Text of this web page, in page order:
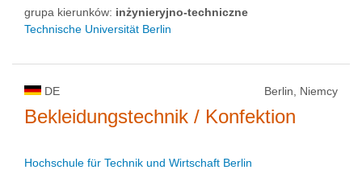
grupa kierunków: inżynieryjno-techniczne
Technische Universität Berlin
DE Berlin, Niemcy
Bekleidungstechnik / Konfektion
Hochschule für Technik und Wirtschaft Berlin